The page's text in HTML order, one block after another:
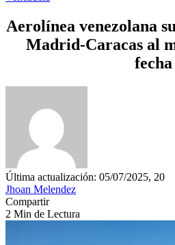
Aerolínea venezolana
Madrid-Caracas al
fecha
Última actualización: 05/07/2025, 20
Jhoan Melendez
Compartir
2 Min de Lectura